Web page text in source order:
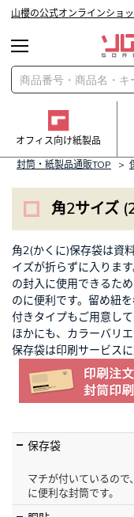
山櫻の公式オンラインショ
オフィス向け紙製品
封筒・紙製品通販TOP
>
角2サイズ
角2(かくに)保存袋は資
イズが折らずに入りま
の封入に使用できるた
のに便利です。留め紐
付きタイプもご用意し
ほかにも、カラーバリ
保存袋は印刷サービス
保存袋
マチが付いているの
に便利な封筒です。